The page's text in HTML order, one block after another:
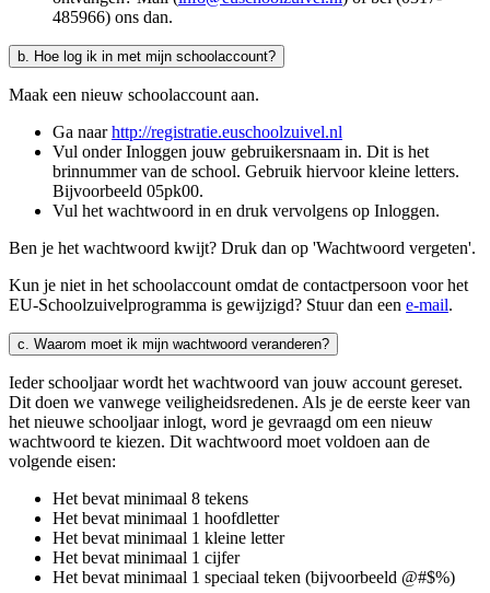
485966) ons dan.
b. Hoe log ik in met mijn schoolaccount?
Maak een nieuw schoolaccount aan.
Ga naarhttp://registratie.euschoolzuivel.nl
Vul onder Inloggen jouw gebruikersnaam in. Dit is het
brinnummer van de school. Gebruik hiervoor kleine letters.
Bijvoorbeeld 05pk00.
Vul het wachtwoord in en druk vervolgens op Inloggen.
Ben je het wachtwoord kwijt? Druk dan op 'Wachtwoord vergeten'.
Kun je niet in het schoolaccount omdat de contactpersoon voor het
EU-Schoolzuivelprogramma is gewijzigd? Stuur dan een e-mail.
c. Waarom moet ik mijn wachtwoord veranderen?
Ieder schooljaar wordt het wachtwoord van jouw account gereset.
Dit doen we vanwege veiligheidsredenen. Als je de eerste keer van
het nieuwe schooljaar inlogt, word je gevraagd om een nieuw
wachtwoord te kiezen. Dit wachtwoord moet voldoen aan de
volgende eisen:
Het bevat minimaal 8 tekens
Het bevat minimaal 1 hoofdletter
Het bevat minimaal 1 kleine letter
Het bevat minimaal 1 cijfer
Het bevat minimaal 1 speciaal teken (bijvoorbeeld @#$%)